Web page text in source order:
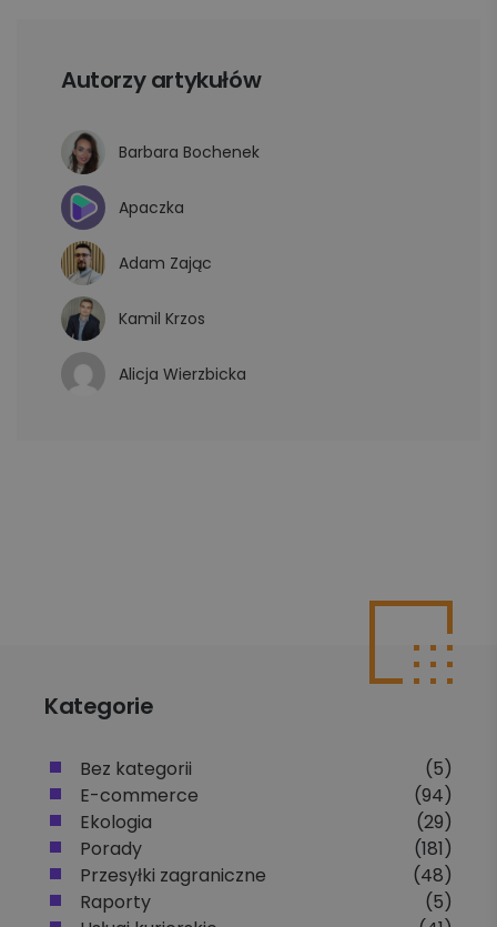
Autorzy artykułów
Barbara Bochenek
Apaczka
Adam Zając
Kamil Krzos
Alicja Wierzbicka
Kategorie
Bez kategorii
(5)
E-commerce
(94)
Ekologia
(29)
Porady
(181)
Przesyłki zagraniczne
(48)
Raporty
(5)